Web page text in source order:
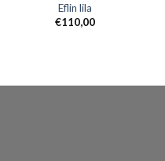
Eflin lila
€110,00